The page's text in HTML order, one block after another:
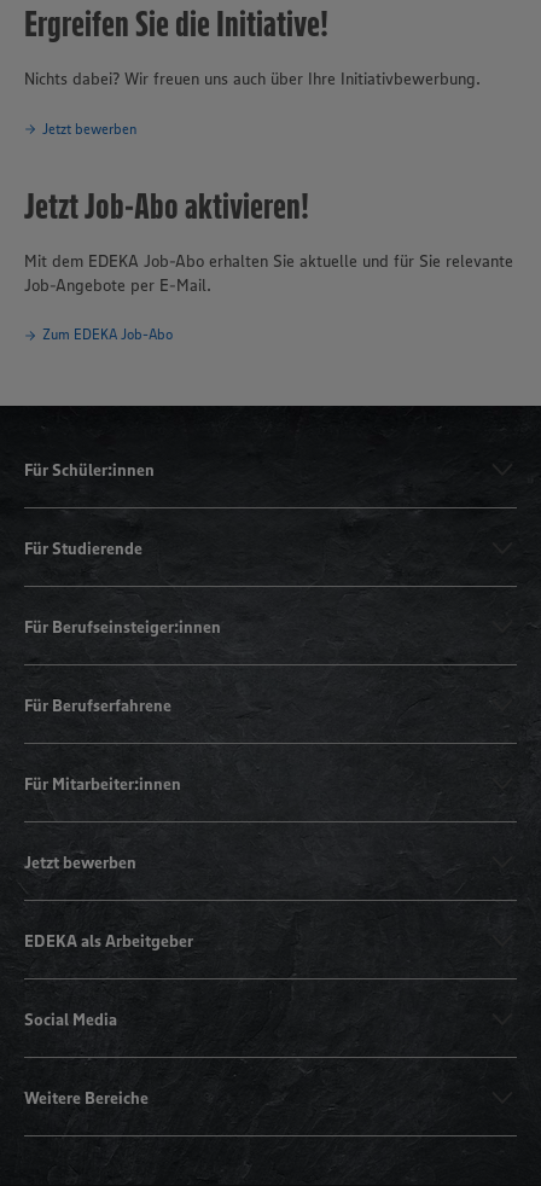
Ergreifen Sie die Initiative!
Nichts dabei? Wir freuen uns auch über Ihre Initiativbewerbung.
Jetzt bewerben
Jetzt Job-Abo aktivieren!
Mit dem EDEKA Job-Abo erhalten Sie aktuelle und für Sie relevante
Job-Angebote per E-Mail.
Zum EDEKA Job-Abo
Für Schüler:innen
Für Studierende
Für Berufseinsteiger:innen
Für Berufserfahrene
Für Mitarbeiter:innen
Jetzt bewerben
EDEKA als Arbeitgeber
Social Media
Weitere Bereiche